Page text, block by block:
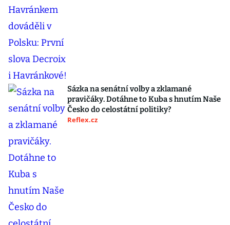
Sázka na senátní volby a zklamané
pravičáky. Dotáhne to Kuba s hnutím Naše
Česko do celostátní politiky?
Reflex.cz